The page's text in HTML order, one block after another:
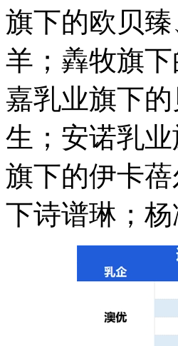
旗下的欧贝
羊；羴牧旗
嘉乳业旗下
生；安诺乳
旗下的伊卡
下诗谱琳；